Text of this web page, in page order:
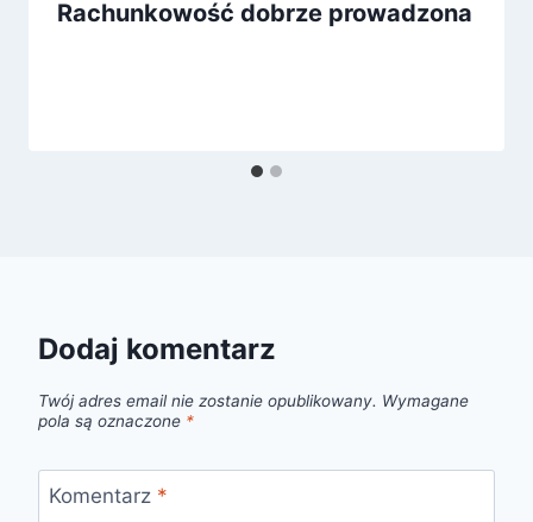
Rachunkowość dobrze prowadzona
Dodaj komentarz
Twój adres email nie zostanie opublikowany. Wymagane
pola są oznaczone *
Komentarz *